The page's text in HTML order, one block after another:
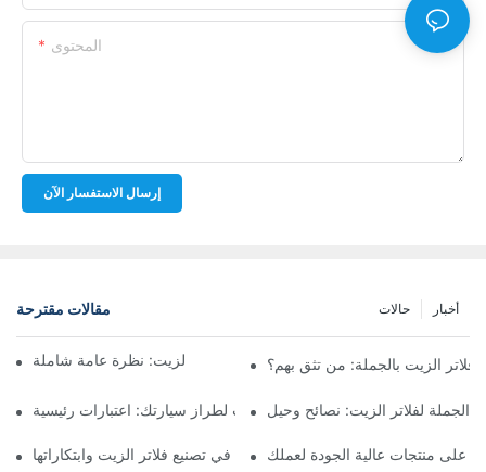
المحتوى
إرسال الاستفسار الآن
مقالات مقترحة أخبار حالات
أفضل شركات تصنيع فلاتر الزيت: نظرة عامة شاملةالزيت بالجملة: من تثق بهم؟
اختيار فلتر الزيت المناسب لطراز سيارتك: اعتبارات رئيسية
الجملة لفلاتر الزيت: نصائح وحيل
تسليط الضوء على الشركات الرائدة في تصنيع فلاتر الزيت وابتكاراتها
على منتجات عالية الجودة لعملك